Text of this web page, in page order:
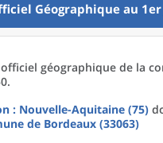
Géographique au
géographique de la
: Nouvelle-Aquitaine (75)
de Bordeaux (33063)